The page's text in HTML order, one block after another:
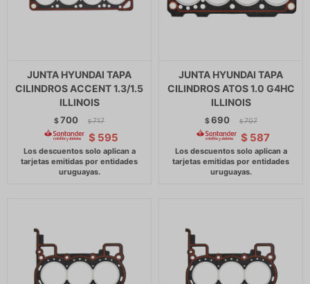
JUNTA HYUNDAI TAPA
CILINDROS ACCENT 1.3/1.5
ILLINOIS
$700 $ 717
$ 595
JUNTA HYUNDAI TAPA
CILINDROS ATOS 1.0 G4HC
ILLINOIS
$690 $ 707
$ 587